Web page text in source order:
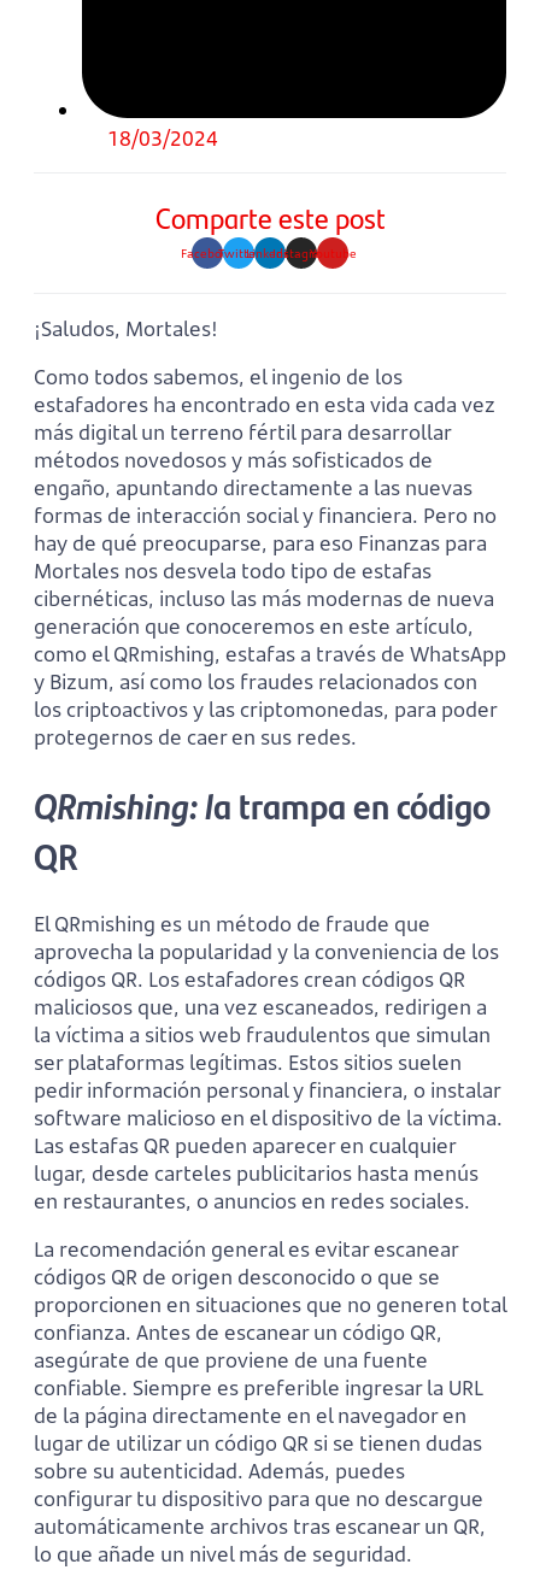
18/03/2024
Comparte este post
FacebookTwitterLinkedinInstagramYoutube
¡Saludos, Mortales!
Como todos sabemos, el ingenio de los
estafadores ha encontrado en esta vida cada vez
más digital un terreno fértil para desarrollar
métodos novedosos y más sofisticados de
engaño, apuntando directamente a las nuevas
formas de interacción social y financiera. Pero no
hay de qué preocuparse, para eso Finanzas para
Mortales nos desvela todo tipo de estafas
cibernéticas, incluso las más modernas de nueva
generación que conoceremos en este artículo,
como el QRmishing, estafas a través de WhatsApp
y Bizum, así como los fraudes relacionados con
los criptoactivos y las criptomonedas, para poder
protegernos de caer en sus redes.
QRmishing: la trampa en código
QR
El QRmishing es un método de fraude que
aprovecha la popularidad y la conveniencia de los
códigos QR. Los estafadores crean códigos QR
maliciosos que, una vez escaneados, redirigen a
la víctima a sitios web fraudulentos que simulan
ser plataformas legítimas. Estos sitios suelen
pedir información personal y financiera, o instalar
software malicioso en el dispositivo de la víctima.
Las estafas QR pueden aparecer en cualquier
lugar, desde carteles publicitarios hasta menús
en restaurantes, o anuncios en redes sociales.
La recomendación general es evitar escanear
códigos QR de origen desconocido o que se
proporcionen en situaciones que no generen total
confianza. Antes de escanear un código QR,
asegúrate de que proviene de una fuente
confiable. Siempre es preferible ingresar la URL
de la página directamente en el navegador en
lugar de utilizar un código QR si se tienen dudas
sobre su autenticidad. Además, puedes
configurar tu dispositivo para que no descargue
automáticamente archivos tras escanear un QR,
lo que añade un nivel más de seguridad.